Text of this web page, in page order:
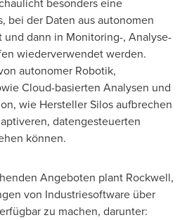
bei der Daten aus autonomen
und dann in Monitoring-, Analyse-
wiederverwendet werden.
autonomer Robotik,
Cloud-basierten Analysen und
wie Hersteller Silos aufbrechen
datengesteuerten
können.
Angeboten plant Rockwell,
von Industriesoftware über
zu machen, darunter: